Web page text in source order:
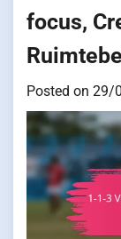
focus,
Posted on 29/